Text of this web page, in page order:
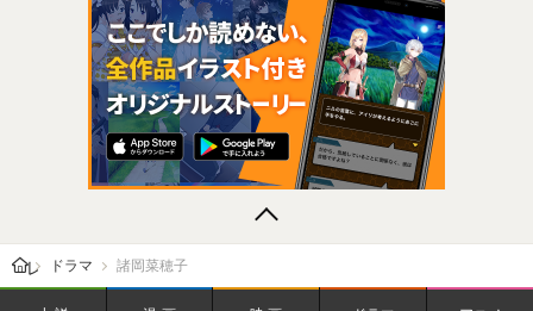
レビューン トップ
ドラマ 諸岡菜穂子